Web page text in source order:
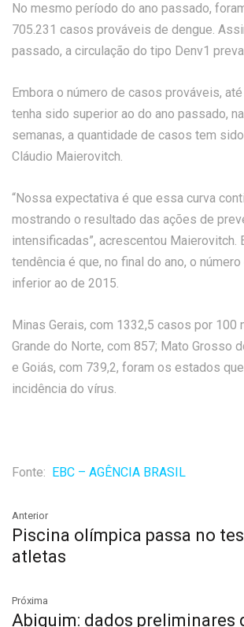
No mesmo período do ano passado,
705.231 casos prováveis de dengue.
passado, a circulação do tipo Denv1
Embora o número de casos prováveis,
tenha sido superior ao do ano passado,
semanas, a quantidade de casos tem
Cláudio Maierovitch.
“Nossa expectativa é que essa curva
mostrando o resultado das ações de
intensificadas”, acrescentou Maierovitch.
tendência é que, no final do ano, o
inferior ao de 2015.
Minas Gerais, com 1332,5 casos por 100
Grande do Norte, com 857; Mato Grosso
e Goiás, com 739,2, foram os estados
incidência do vírus.
Fonte: EBC – AGÊNCIA BRASIL
Anterior
Piscina olímpica passa no
atletas
Próxima
Abiquim: dados preliminares